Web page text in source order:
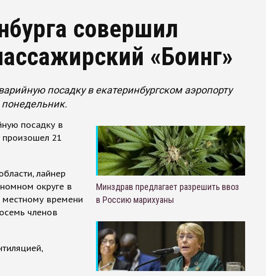
совершил
«Боинг»
посадку в екатеринбургском аэропорту
посадку в
произошел 21
лайнер
округе в
времени
членов
Минздрав предлагает разрешить ввоз
в Россию марихуаны